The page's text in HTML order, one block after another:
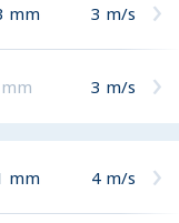
mm 3 m/s
mm 3 m/s
mm 4 m/s